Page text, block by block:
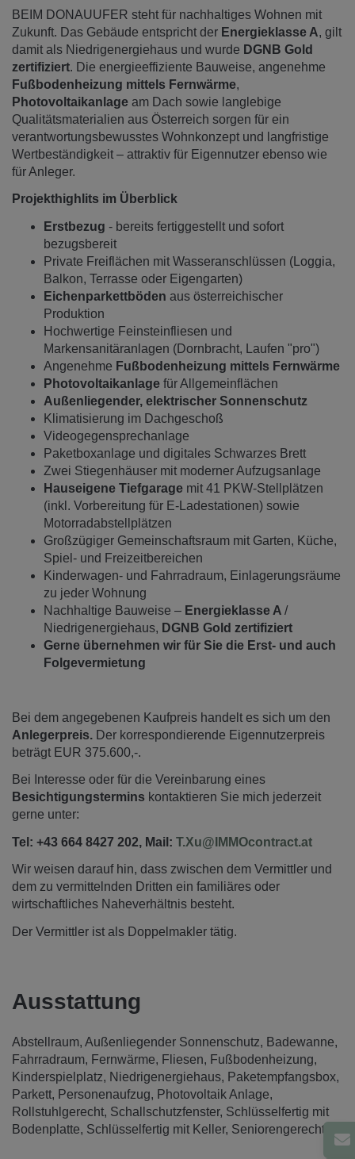
BEIM DONAUUFER steht für nachhaltiges Wohnen mit
Zukunft. Das Gebäude entspricht der Energieklasse A, gilt
damit als Niedrigenergiehaus und wurde DGNB Gold
zertifiziert. Die energieeffiziente Bauweise, angenehme
Fußbodenheizung mittels Fernwärme,
Photovoltaikanlage am Dach sowie langlebige
Qualitätsmaterialien aus Österreich sorgen für ein
verantwortungsbewusstes Wohnkonzept und langfristige
Wertbeständigkeit – attraktiv für Eigennutzer ebenso wie
für Anleger.
Projekthighlits im Überblick
Erstbezug - bereits fertiggestellt und sofort
bezugsbereit
Private Freiflächen mit Wasseranschlüssen (Loggia,
Balkon, Terrasse oder Eigengarten)
Eichenparkettböden aus österreichischer
Produktion
Hochwertige Feinsteinfliesen und
Markensanitäranlagen (Dornbracht, Laufen "pro")
Angenehme Fußbodenheizung mittels Fernwärme
Photovoltaikanlage für Allgemeinflächen
Außenliegender, elektrischer Sonnenschutz
Klimatisierung im Dachgeschoß
Videogegensprechanlage
Paketboxanlage und digitales Schwarzes Brett
Zwei Stiegenhäuser mit moderner Aufzugsanlage
Hauseigene Tiefgarage mit 41 PKW-Stellplätzen
(inkl. Vorbereitung für E-Ladestationen) sowie
Motorradabstellplätzen
Großzügiger Gemeinschaftsraum mit Garten, Küche,
Spiel- und Freizeitbereichen
Kinderwagen- und Fahrradraum, Einlagerungsräume
zu jeder Wohnung
Nachhaltige Bauweise – Energieklasse A /
Niedrigenergiehaus, DGNB Gold zertifiziert
Gerne übernehmen wir für Sie die Erst- und auch
Folgevermietung
Bei dem angegebenen Kaufpreis handelt es sich um den
Anlegerpreis. Der korrespondierende Eigennutzerpreis
beträgt EUR 375.600,-.
Bei Interesse oder für die Vereinbarung eines
Besichtigungstermins kontaktieren Sie mich jederzeit
gerne unter:
Tel: +43 664 8427 202, Mail: T.Xu@IMMOcontract.at
Wir weisen darauf hin, dass zwischen dem Vermittler und
dem zu vermittelnden Dritten ein familiäres oder
wirtschaftliches Naheverhältnis besteht.
Der Vermittler ist als Doppelmakler tätig.
Ausstattung
Abstellraum Außenliegender Sonnenschutz
Badewanne
Fahrradraum
Fernwärme Fliesen
Fußbodenheizung
Kinderspielplatz
Niedrigenergiehaus
Paketempfangsbox
Parkett
Personenaufzug
Photovoltaik Anlage
Rollstuhlgerecht Schallschutzfenster Schlüsselfertig mit
Bodenplatte Schlüsselfertig mit Keller Seniorengerecht